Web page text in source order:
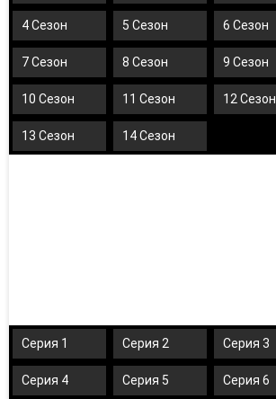
4 Сезон 5 Сезон 6 Сезон
7 Сезон 8 Сезон 9 Сезон
10 Сезон 11 Сезон 12 Сезон
13 Сезон 14 Сезон
Серия 1 Серия 2 Серия 3
Серия 4 Серия 5 Серия 6